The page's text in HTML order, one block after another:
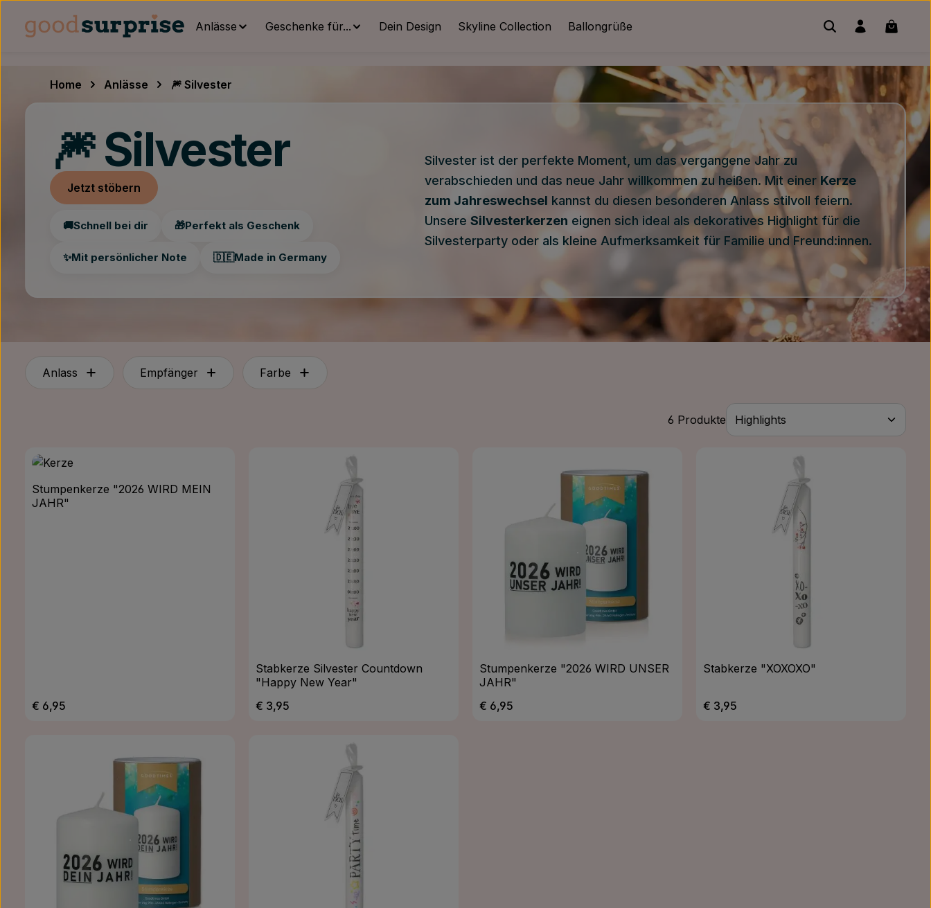
Hauptinhalt springen
Zur Hauptnavigation springen
Anlässe Geschenke für... Dein Design Skyline Collection Ballongrüße
Home Anlässe 🎆 Silvester
🎆 Silvester
Jetzt stöbern
🚚Schnell bei dir 🎁Perfekt als Geschenk
✨Mit persönlicher Note 🇩🇪Made in Germany
Silvester ist der perfekte Moment, um das vergangene Jahr zu
verabschieden und das neue Jahr willkommen zu heißen. Mit einer Kerze
zum Jahreswechsel kannst du diesen besonderen Anlass stilvoll feiern.
Unsere Silvesterkerzen eignen sich ideal als dekoratives Highlight für die
Silvesterparty oder als kleine Aufmerksamkeit für Familie und Freund:innen.
Anlass Empfänger Farbe
6 Produkte
Stumpenkerze "2026 WIRD MEIN
JAHR"
Regulärer Preis:
€ 6,95
Stabkerze Silvester Countdown
"Happy New Year"
Regulärer Preis:
€ 3,95
Stumpenkerze "2026 WIRD UNSER
JAHR"
Regulärer Preis:
€ 6,95
Stabkerze "XOXOXO"
Regulärer Preis:
€ 3,95